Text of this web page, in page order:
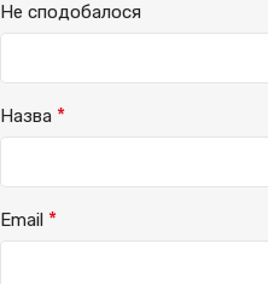
Не сподобалося
Назва *
Email *